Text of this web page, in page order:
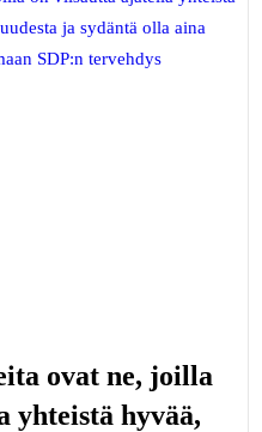
ovat ne, joilla
yhteistä hyvää,